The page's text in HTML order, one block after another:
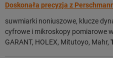
Doskonała precyzja z
suwmiarki noniuszowe, klucze
cyfrowe i mikroskopy pomiarowe
GARANT, HOLEX, Mitutoyo, Mahr,